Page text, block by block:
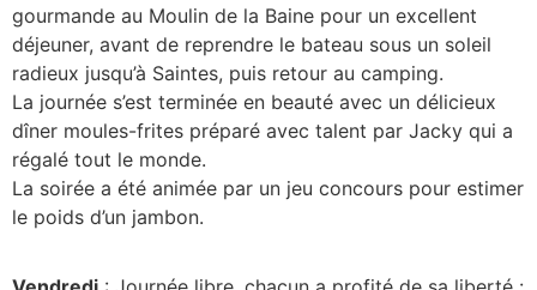
gourmande au Moulin de la Baine pour un excellent
déjeuner, avant de reprendre le bateau sous un soleil
radieux jusqu’à Saintes, puis retour au camping.
La journée s’est terminée en beauté avec un délicieux
dîner moules-frites préparé avec talent par Jacky qui a
régalé tout le monde.
La soirée a été animée par un jeu concours pour estimer
le poids d’un jambon.